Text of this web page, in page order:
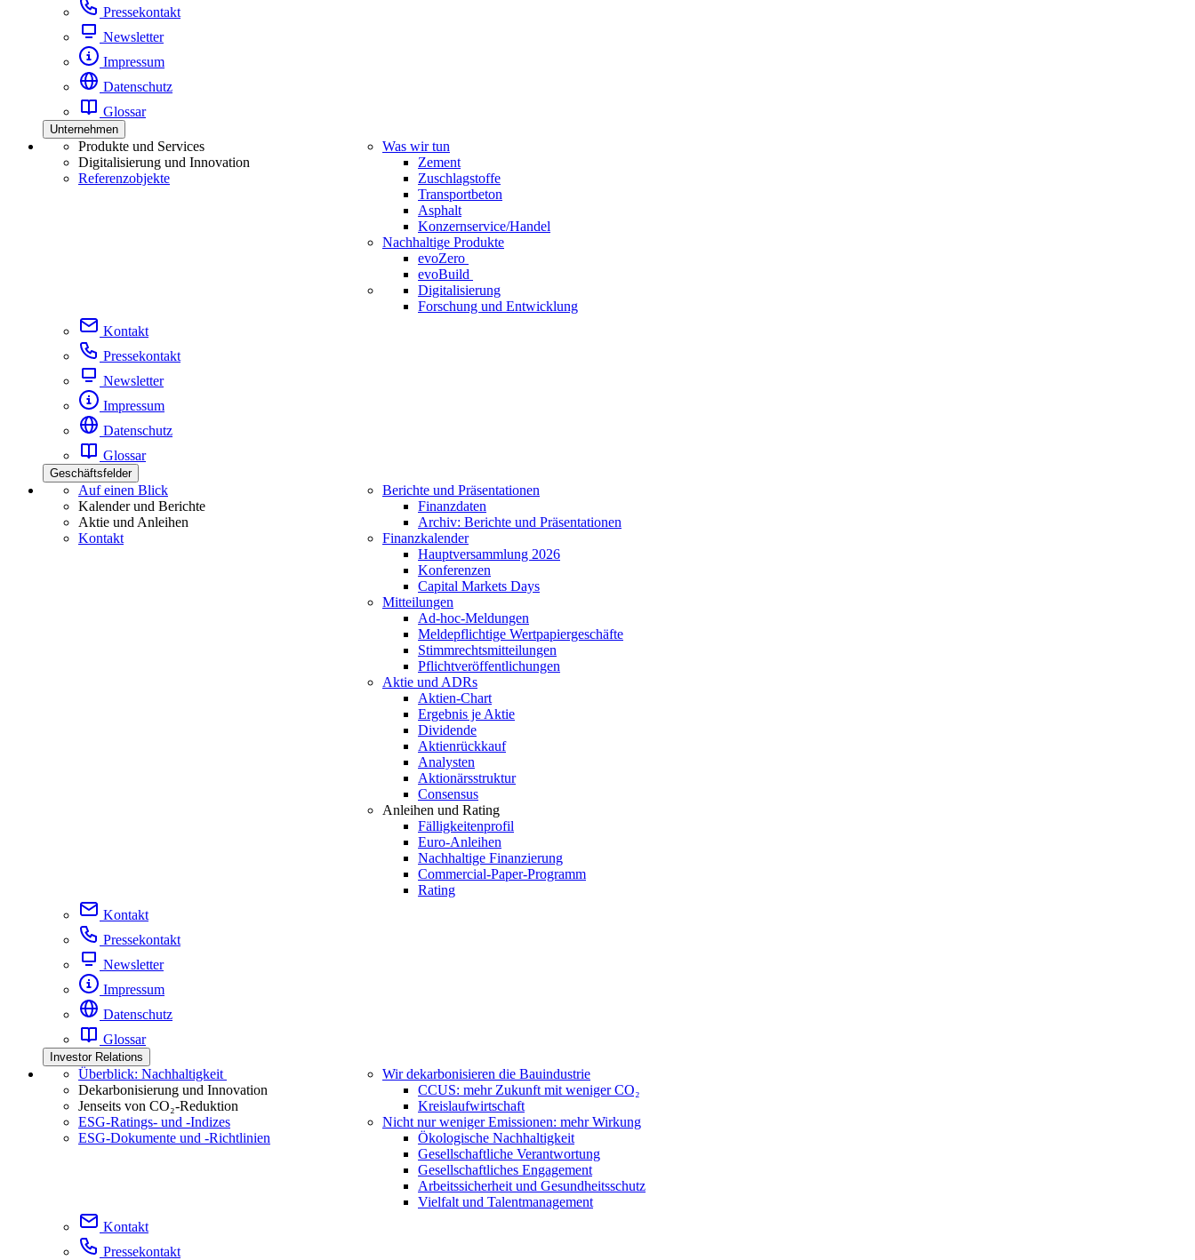
Pressekontakt
Newsletter
Impressum
Datenschutz
Glossar
Unternehmen
Produkte und Services
Digitalisierung und Innovation
Referenzobjekte
Was wir tun
Zement
Zuschlagstoffe
Transportbeton
Asphalt
Konzernservice/Handel
Nachhaltige Produkte
evoZero
evoBuild
Digitalisierung
Forschung und Entwicklung
Kontakt
Pressekontakt
Newsletter
Impressum
Datenschutz
Glossar
Geschäftsfelder
Auf einen Blick
Kalender und Berichte
Aktie und Anleihen
Kontakt
Berichte und Präsentationen
Finanzdaten
Archiv: Berichte und Präsentationen
Finanzkalender
Hauptversammlung 2026
Konferenzen
Capital Markets Days
Mitteilungen
Ad-hoc-Meldungen
Meldepflichtige Wertpapiergeschäfte
Stimmrechtsmitteilungen
Pflichtveröffentlichungen
Aktie und ADRs
Aktien-Chart
Ergebnis je Aktie
Dividende
Aktienrückkauf
Analysten
Aktionärsstruktur
Consensus
Anleihen und Rating
Fälligkeitenprofil
Euro-Anleihen
Nachhaltige Finanzierung
Commercial-Paper-Programm
Rating
Kontakt
Pressekontakt
Newsletter
Impressum
Datenschutz
Glossar
Investor Relations
Überblick: Nachhaltigkeit
Dekarbonisierung und Innovation
Jenseits von CO₂-Reduktion
ESG-Ratings- und ‑Indizes
ESG-Dokumente und ‑Richtlinien
Wir dekarbonisieren die Bauindustrie
CCUS: mehr Zukunft mit weniger CO₂
Kreislaufwirtschaft
Nicht nur weniger Emissionen: mehr Wirkung
Ökologische Nachhaltigkeit
Gesellschaftliche Verantwortung
Gesellschaftliches Engagement
Arbeitssicherheit und Gesundheitsschutz
Vielfalt und Talentmanagement
Kontakt
Pressekontakt